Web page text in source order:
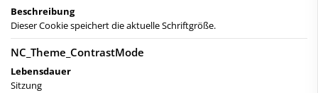
Beschreibung
Dieser Cookie speichert die aktuelle Schriftgröße.
NC_Theme_ContrastMode
Lebensdauer
Sitzung